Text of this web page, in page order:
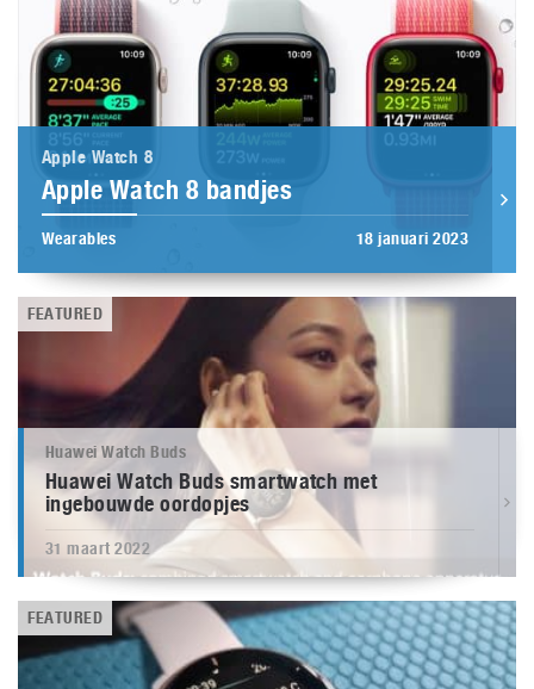
Apple Watch 8
Apple Watch 8 bandjes
Wearables 18 januari 2023
FEATURED
Huawei Watch Buds
Huawei Watch Buds smartwatch met
ingebouwde oordopjes
31 maart 2022
FEATURED